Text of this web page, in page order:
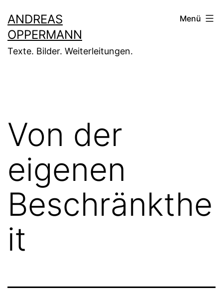
Inhalt
springen
ANDREAS
OPPERMANN
Texte. Bilder. Weiterleitungen.
Menü
Von der
eigenen
Beschränkthe
it